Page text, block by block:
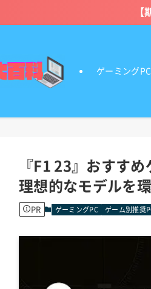
【
ゲーミング
『F1 23』おすす
理想的なモデルを
PR ゲーミングPC ゲーム別推奨